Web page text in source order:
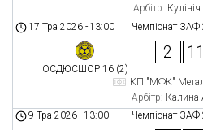
Арбітр: Кулініч
Чемпіонат ЗАФ
17 Тра 2026 -13:00
ОСДЮСШОР 16 (2)
2 11
КП "МФК"
Арбітр: Калина
Чемпіонат ЗАФ
9 Тра 2026 -13:00